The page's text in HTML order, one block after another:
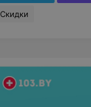
Скидки